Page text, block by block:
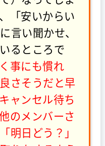
「安いからい
言い聞かせ、
るところで
事にも慣れ
さそうだと早
ャンセル待ち
のメンバーさ
明日どう？」